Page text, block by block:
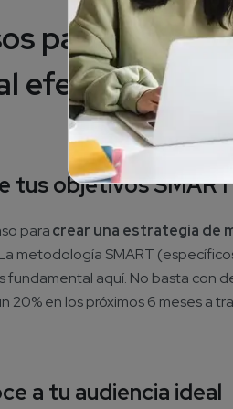
para
efectivo
tus objetivos SMART
paracrear una estrategia de
metodología SMART
fundamental aquí. No basta con
20% en los próximos 6 meses a
a tu audiencia ideal